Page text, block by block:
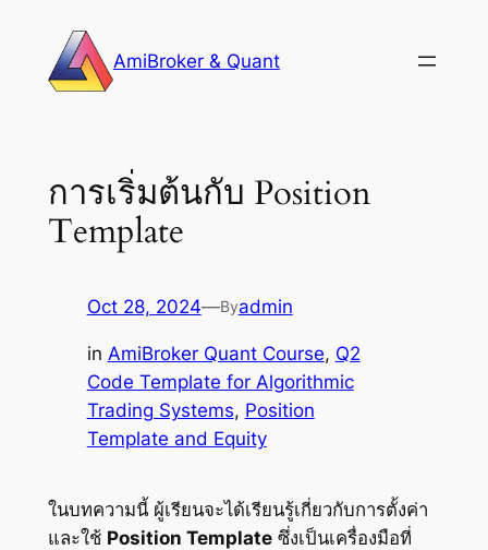
content
AmiBroker & Quant
การเริ่มต้นกับ Position
Template
Oct 28, 2024—Byadmin
in AmiBroker Quant Course, Q2
Code Template for Algorithmic
Trading Systems, Position
Template and Equity
ในบทความนี้ ผู้เรียนจะได้เรียนรู้เกี่ยวกับการตั้งค่า
และใช้ Position Templateซึ่งเป็นเครื่องมือที่